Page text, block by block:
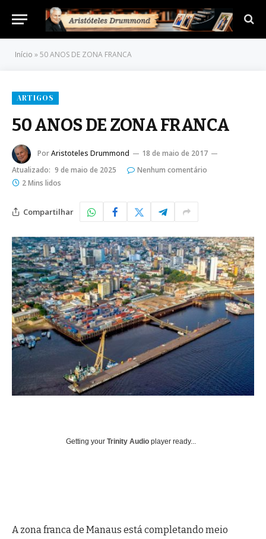
Início »50 ANOS DE ZONA FRANCA
ARTIGOS
50 ANOS DE ZONA FRANCA
PorAristoteles Drummond
18 de maio de 2017
Atualizado: 9 de maio de 2025
Nenhum comentário
2 Mins lidos
Compartilhar
Getting your Trinity Audio player ready...
A zona franca de Manaus está completando meio